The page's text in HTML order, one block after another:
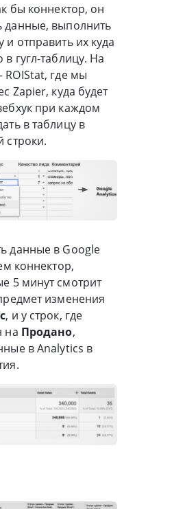
бы коннектор, он
данные, выполнить
и отправить их куда
гугл-таблицу. На
где мы
Zapier, куда будет
при каждом
в таблицу в
строки.
данные в Google
коннектор,
5 минут смотрит
изменения
, и у строк, где
на Продано,
в Analytics в